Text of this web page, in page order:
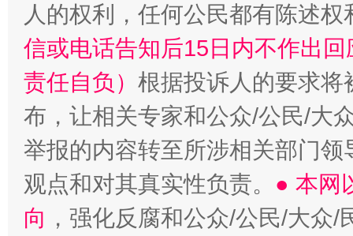
人的权利，任何公民都有陈述
信或电话告知后15日内不作出
责任自负） 根据投诉人的要求将
布，让相关专家和公众/公民/大
举报的内容转至所涉相关部门
观点和对其真实性负责。 ● 本网
向 ，强化反腐和公众/公民/大众